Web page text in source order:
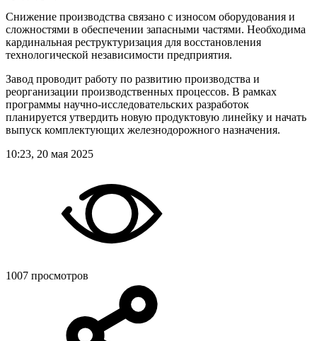
Снижение производства связано с износом оборудования и
сложностями в обеспечении запасными частями. Необходима
кардинальная реструктуризация для восстановления
технологической независимости предприятия.
Завод проводит работу по развитию производства и
реорганизации производственных процессов. В рамках
программы научно-исследовательских разработок
планируется утвердить новую продуктовую линейку и начать
выпуск комплектующих железнодорожного назначения.
10:23, 20 мая 2025
1007 просмотров